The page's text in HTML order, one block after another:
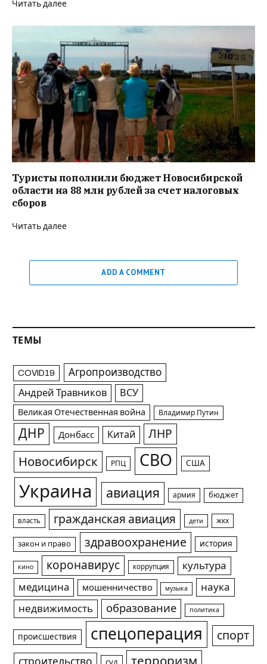
Читать далее
Туристы пополнили бюджет Новосибирской
области на 88 млн рублей за счет налоговых
сборов
Читать далее
ADD A COMMENT
ТЕМЫ
COVID19 Агропроизводство
Андрей Травников ВСУ
Великая Отечественная война Владимир Путин
ДНР Донбасс Китай ЛНР
Новосибирск РПЦ СВО США
Украина авиация армия бюджет
власть гражданская авиация дети жкх
закон и право здравоохранение история
кино коронавирус коррупция
культура
медицина
мошенничество музыка
наука
недвижимость
образование политика
происшествия спецоперация спорт
терроризм